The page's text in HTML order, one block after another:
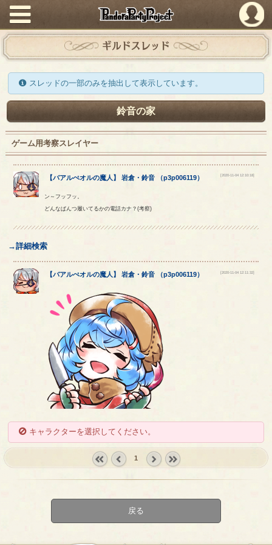
PandoraPartyProject
ギルドスレッド
スレッドの一部のみを抽出して表示しています。
鈴音の家
ゲーム用考察スレイヤー
【バアルぺオルの魔人 】岩倉 ・鈴音 （p3p006119） [2020-11-04 12:10:18]
ン～フッフッ。
どんなぱんつ履いてるかの電話カナ？(考察)
→詳細検索
【バアルぺオルの魔人 】岩倉 ・鈴音 （p3p006119） [2020-11-04 12:11:32]
キャラクターを選択してください。
1
戻る